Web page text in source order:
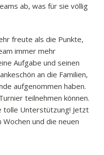
ab, was für sie völlig
freute als die Punkte,
immer mehr
Aufgabe und seinen
an die Familien,
aufgenommen haben.
teilnehmen können.
tolle Unterstützung! Jetzt
und die neuen